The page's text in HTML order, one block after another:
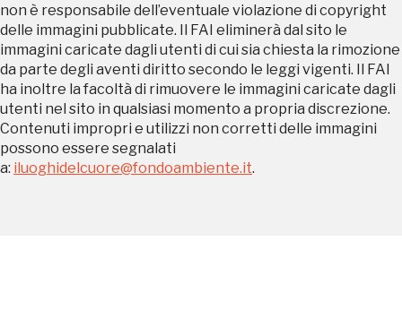
non è responsabile dell’eventuale violazione di copyright
delle immagini pubblicate. Il FAI eliminerà dal sito le
immagini caricate dagli utenti di cui sia chiesta la rimozione
da parte degli aventi diritto secondo le leggi vigenti. Il FAI
ha inoltre la facoltà di rimuovere le immagini caricate dagli
utenti nel sito in qualsiasi momento a propria discrezione.
Contenuti impropri e utilizzi non corretti delle immagini
possono essere segnalati
a: iluoghidelcuore@fondoambiente.it.
Regalati 365 giorni di arte e cultura nell'Italia
più bella, risparmiando.
ISCRIVITI AL FAI
Scopri tutte le opportunità riservate agli iscritti